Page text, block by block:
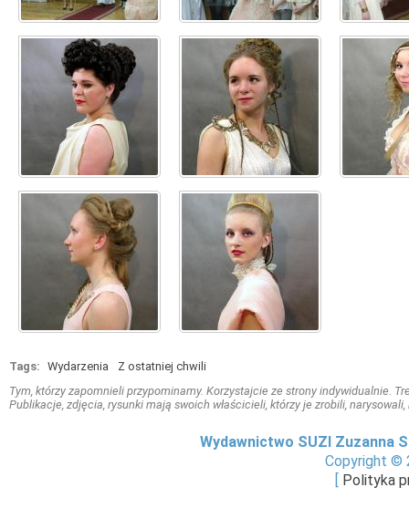
Tags: Wydarzenia
Z ostatniej chwili
Tym, którzy zapomnieli przypominamy. Korzystajcie ze strony indywidualnie.
Publikacje, zdjęcia, rysunki mają swoich właścicieli, którzy je zrobili,
Wydawnictwo SUZI Zuzanna
Copyright ©
[ Polityka